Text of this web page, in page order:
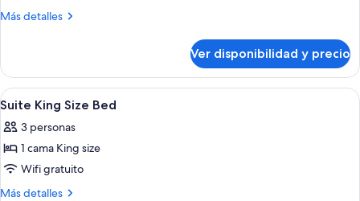
cama
Más detalles
Más
junior,
cama
size
Ver disponibilidad y precio
Ver
todas
las
fotos
de
Suite
Habitación de hotel con una cama
8
Suite King Size Bed
3 personas
1 cama King size
Wifi gratuito
Más detalles
Más